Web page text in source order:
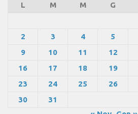
L
M M G
2
3 4 5
9
10 11 12
16
17 18 19
23
24 25 26
30
31